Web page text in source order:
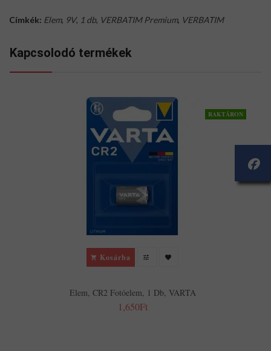
Címkék: Elem, 9V, 1 db, VERBATIM Premium, VERBATIM
Kapcsolodó termékek
RAKTÁRON
Kosárba
Elem, CR2 Fotóelem, 1 Db, VARTA
1,650Ft